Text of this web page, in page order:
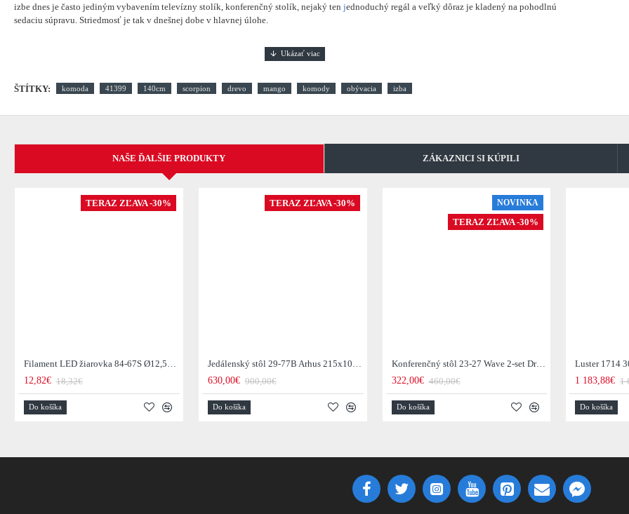
izbe dnes je často jediným vybavením televízny stolík, konferenčný stolík, nejaký ten jednoduchý regál a veľký dôraz je kladený na pohodlnú
sedaciu súpravu. Striedmosť je tak v dnešnej dobe v hlavnej úlohe.
ŠTÍTKY: komoda 41399 140cm scorpion drevo mango komody obývacia izba
NAŠE ĎALŠIE PRODUKTY ZÁKAZNICI SI KÚPILI
TERAZ ZĽAVA -30%
Filament LED žiarovka 84-67S Ø12,5cm Smoke grey glass
12,82€ 18,32€
Do košíka
TERAZ ZĽAVA -30%
Jedálenský stôl 29-77B Arhus 215x105cm Drevo Hnedá Acacia
630,00€ 900,00€
Do košíka
NOVINKA
TERAZ ZĽAVA -30%
Konferenčný stôl 23-27 Wave 2-set Drevo Mango
322,00€ 460,00€
Do košíka
Luster 1714
1 183,88€ 1
Do košíka